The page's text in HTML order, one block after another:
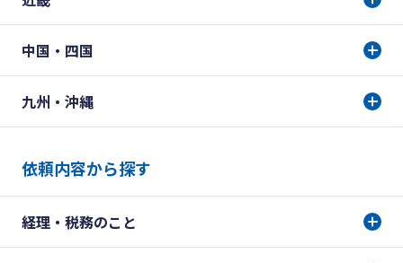
中国・四国
九州・沖縄
依頼内容から探す
経理・税務のこと